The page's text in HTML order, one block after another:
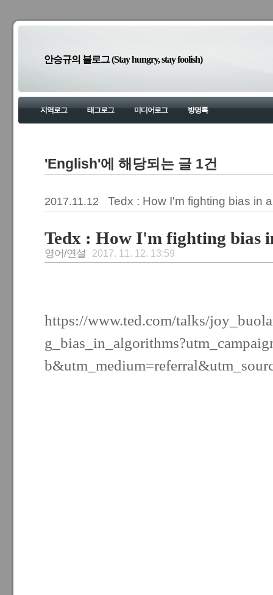
안승규의 블로그 (Stay hungry, stay foolish)
지역로그 태그로그 미디어로그 방명록
'English'에 해당되는 글 1건
2017.11.12 Tedx : How I'm fighting bias in
Tedx : How I'm fighting bias
영어/연설 2017. 11. 12. 13:59
https://www.ted.com/talks/